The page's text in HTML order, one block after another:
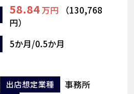
58.84 万円
（130,768
円）
5か月/0.5か月
出店想定業種 事務所